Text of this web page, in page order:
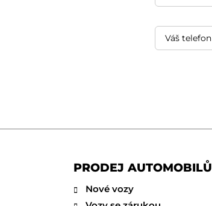
PRODEJ AUTOMOBILŮ
Nové vozy